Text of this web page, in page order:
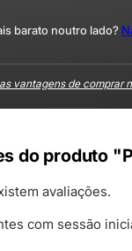
barato noutro lado?
vantagens de comprar
do produto
avaliações.
com sessão